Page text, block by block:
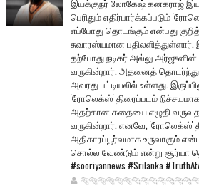
இயக்குநர் லோகேஷ் கனகராஜ்
பெரிதும் எதிர்பார்க்கப்படும்
எப்போது தொடங்கும் என்பது
சுவாரஸ்யமான
தற்போது நடிகர் அல்லு அர்ஜுனின்
வருகின்றார். அதனைத் தொடர்ந்து
அவரது பட்டியலில் உள்ளது.
'ரோலெக்ஸ்' திரைப்படம்
அதற்கான கதையை எழுதி
வருகின்றார். எனவே, 'ரோலெக்ஸ்'
அதிகாரப்பூர்வமாக உருவாகும்
சொல்ல வேண்டும் என்று சூர்யா
#sooriyannews #Srilanka
🐅🐅🐅🐅🐅🐅🐆🐆🐆🐆🐆🐆🐆🐆